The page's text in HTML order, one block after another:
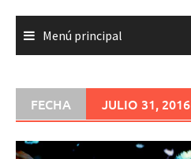
Menú principal
FECHA JULIO 31, 2016